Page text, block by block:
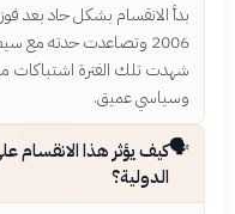
بدأ الانقسام بشكل حاد بعد
شهدت تلك الفترة اشتباكات
وسياسي عميق.
🗣️كيف يؤثر هذا الانقسام
الدولية؟